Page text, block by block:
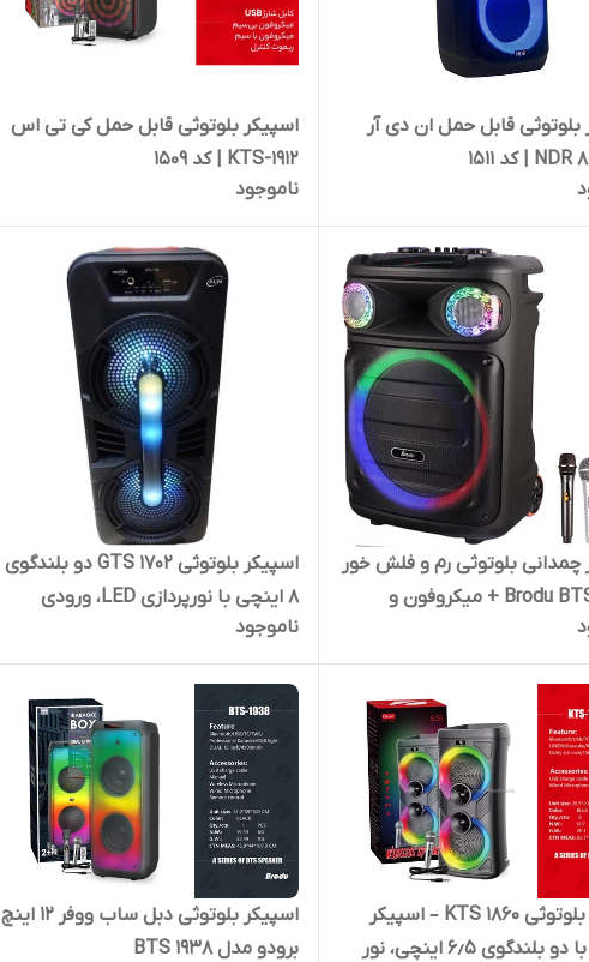
بلوتوثی قابل حمل ان دی آر
اسپیکر بلوتوثی قابل حمل کی تی اس
KTS-1912 | کد 1509
ناموجود
چمدانی بلوتوثی رم و فلش خور
Brodu BTS-1785 + میکروفون و
| کد 519
اسپیکر بلوتوثی GTS 1702 دو بلندگوی
8 اینچی با نورپردازی LED، ورودی
USB/TF و کارائوکه | کد 521
ناموجود
سپیکر بلوتوثی KTS 1860 – اسپیکر
پرتابل با دو بلندگوی 6٫5 اینچی، نور
اسپیکر بلوتوثی دبل ساب ووفر 12 اینچ
برودو مدل BTS 1938